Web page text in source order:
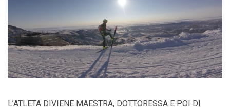
L’ATLETA DIVIENE MAESTRA, DOTTORESSA E POI DI